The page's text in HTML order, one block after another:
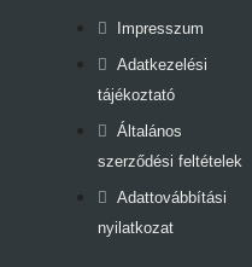
Impresszum
Adatkezelési
tájékoztató
Általános
szerződési feltételek
Adattovábbítási
nyilatkozat